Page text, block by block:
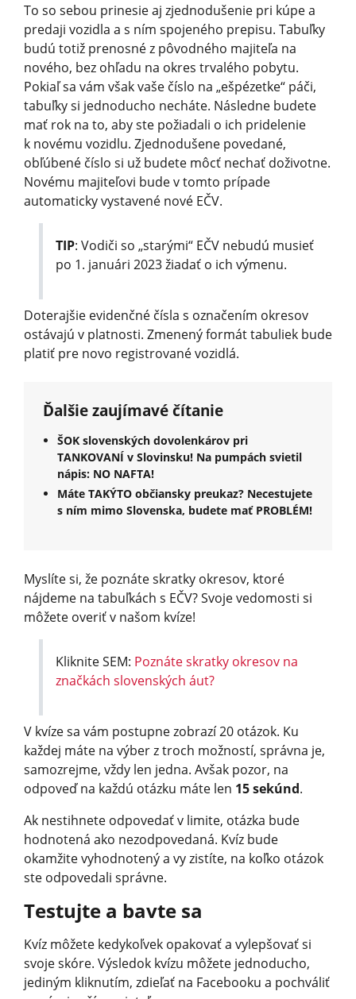
To so sebou prinesie aj zjednodušenie pri kúpe a
predaji vozidla a s ním spojeného prepisu. Tabuľky
budú totiž prenosné z pôvodného majiteľa na
nového, bez ohľadu na okres trvalého pobytu.
Pokiaľ sa vám však vaše číslo na „ešpézetke“ páči,
tabuľky si jednoducho necháte. Následne budete
mať rok na to, aby ste požiadali o ich pridelenie
k novému vozidlu. Zjednodušene povedané,
obľúbené číslo si už budete môcť nechať doživotne.
Novému majiteľovi bude v tomto prípade
automaticky vystavené nové EČV.
TIP: Vodiči so „starými“ EČV nebudú musieť
po 1. januári 2023 žiadať o ich výmenu.
Doterajšie evidenčné čísla s označením okresov
ostávajú v platnosti. Zmenený formát tabuliek bude
platiť pre novo registrované vozidlá.
Ďalšie zaujímavé čítanie
ŠOK slovenských dovolenkárov pri
TANKOVANÍ v Slovinsku! Na pumpách svietil
nápis: NO NAFTA!
Máte TAKÝTO občiansky preukaz? Necestujete
s ním mimo Slovenska, budete mať PROBLÉM!
Myslíte si, že poznáte skratky okresov, ktoré
nájdeme na tabuľkách s EČV? Svoje vedomosti si
môžete overiť v našom kvíze!
Kliknite SEM: Poznáte skratky okresov na
značkách slovenských áut?
V kvíze sa vám postupne zobrazí 20 otázok. Ku
každej máte na výber z troch možností, správna je,
samozrejme, vždy len jedna. Avšak pozor, na
odpoveď na každú otázku máte len 15 sekúnd.
Ak nestihnete odpovedať v limite, otázka bude
hodnotená ako nezodpovedaná. Kvíz bude
okamžite vyhodnotený a vy zistíte, na koľko otázok
ste odpovedali správne.
Testujte a bavte sa
Kvíz môžete kedykoľvek opakovať a vylepšovať si
svoje skóre. Výsledok kvízu môžete jednoducho,
jediným kliknutím, zdieľať na Facebooku a pochváliť